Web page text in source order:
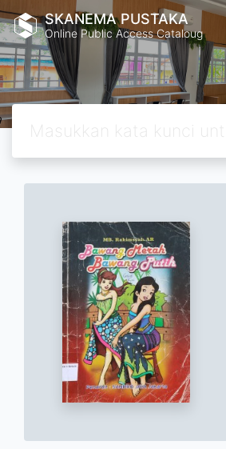
SKANEMA PUSTAKA
Online Public Access Cataloug